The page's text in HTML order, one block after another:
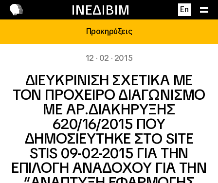
ΙΝΕΔΙΒΙΜ En
Επικοινωνία
Προκηρύξεις
12 · 02 · 2015
ΔΙΕΥΚΡΙΝΙΣΗ ΣΧΕΤΙΚΑ ΜΕ
ΤΟΝ ΠΡΟΧΕΙΡΟ ΔΙΑΓΩΝΙΣΜΟ
ΜΕ ΑΡ.ΔΙΑΚΗΡΥΞΗΣ
620/16/2015 ΠΟΥ
ΔΗΜΟΣΙΕΥΤΗΚΕ ΣΤO SITE
STIS 09-02-2015 ΓΙΑ ΤΗΝ
ΕΠΙΛΟΓΗ ΑΝΑΔΟΧΟΥ ΓΙΑ ΤΗΝ